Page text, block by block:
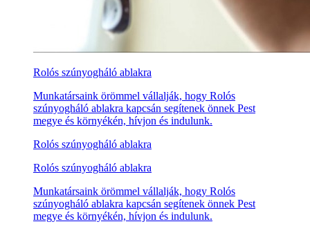
Rolós szúnyogháló ablakra
Munkatársaink örömmel vállalják, hogy Rolós
szúnyogháló ablakra kapcsán segítenek önnek Pest
megye és környékén, hívjon és indulunk.
Rolós szúnyogháló ablakra
Rolós szúnyogháló ablakra
Munkatársaink örömmel vállalják, hogy Rolós
szúnyogháló ablakra kapcsán segítenek önnek Pest
megye és környékén, hívjon és indulunk.